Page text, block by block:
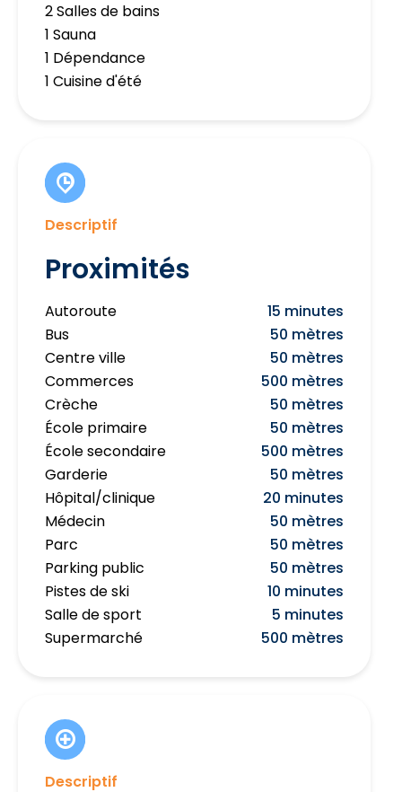
2 Salles de bains
1 Sauna
1 Dépendance
1 Cuisine d'été
Descriptif
Proximités
Autoroute
15 minutes
Bus
50 mètres
Centre ville
50 mètres
Commerces
500 mètres
Crèche
50 mètres
École primaire
50 mètres
École secondaire
500 mètres
Garderie
50 mètres
Hôpital/clinique
20 minutes
Médecin
50 mètres
Parc
50 mètres
Parking public
50 mètres
Pistes de ski
10 minutes
Salle de sport
5 minutes
Supermarché
500 mètres
Descriptif